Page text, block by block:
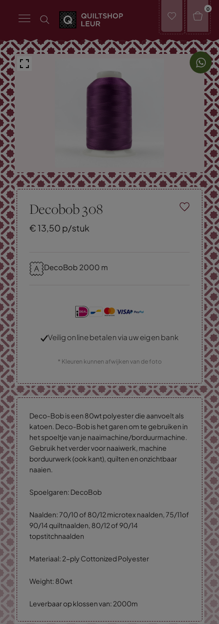
0
Decobob 308
€13,50 p/stuk
DecoBob 2000 m
Veilig online betalen via uw eigen bank
* Kleuren kunnen afwijken van de foto
Deco-Bob is een 80wt polyester die aanvoelt als
katoen. Deco-Bob is het garen om te gebruiken in
het spoeltje van je naaimachine/borduurmachine.
Gebruik het verder voor naaiwerk, machine
borduurwerk (ook kant), quilten en onzichtbaar
naaien.
Spoelgaren: DecoBob
Naalden: 70/10 of 80/12 microtex naalden, 75/11of
90/14 quiltnaalden, 80/12 of 90/14
topstitchnaalden
Materiaal: 2-ply Cottonized Polyester
Weight: 80wt
Leverbaar op klossen van: 2000m